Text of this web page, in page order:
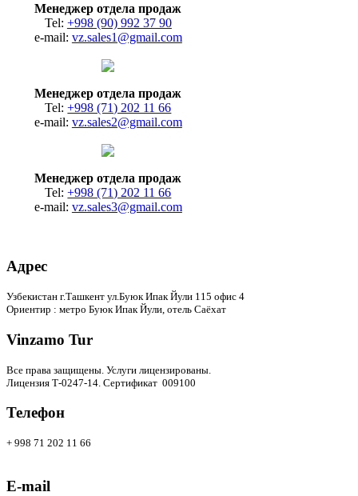
Менеджер отдела продаж
Tel: +998 (90) 992 37 90
e-mail: vz.sales1@gmail.com
Менеджер отдела продаж
Tel:+998 (71) 202 11 66
e-mail: vz.sales2@gmail.com
Менеджер отдела продаж
Tel:+998 (71) 202 11 66
e-mail: vz.sales3@gmail.com
Адрес
Узбекистан г.Ташкент ул.Буюк Ипак Йули 115 офис 4
Ориентир : метро Буюк Ипак Йули, отель Саёхат
Vinzamo Tur
Все права защищены. Услуги лицензированы.
Лицензия Т-0247-14. Сертификат 009100
Телефон
+ 998 71 202 11 66
E-mail